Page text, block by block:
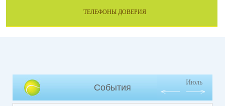
ТЕЛЕФОНЫ ДОВЕРИЯ
События
Июль